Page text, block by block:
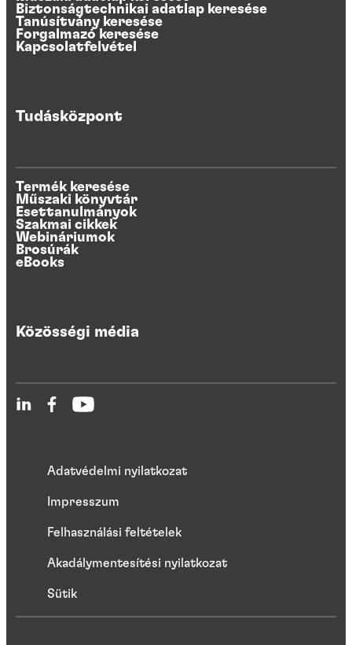
Biztonságtechnikai adatlap keresése
Tanúsítvány keresése
Forgalmazó keresése
Kapcsolatfelvétel
Tudásközpont
Termék keresése
Műszaki könyvtár
Esettanulmányok
Szakmai cikkek
Webináriumok
Brosúrák
eBooks
Közösségi média
Adatvédelmi nyilatkozat
Impresszum
Felhasználási feltételek
Akadálymentesítési nyilatkozat
Sütik